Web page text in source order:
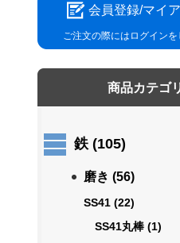
会員登録/マイ
ご注文の際にはログインを
商品カテゴ
鉄 (105)
磨き (56)
SS41 (22)
SS41丸棒 (1)